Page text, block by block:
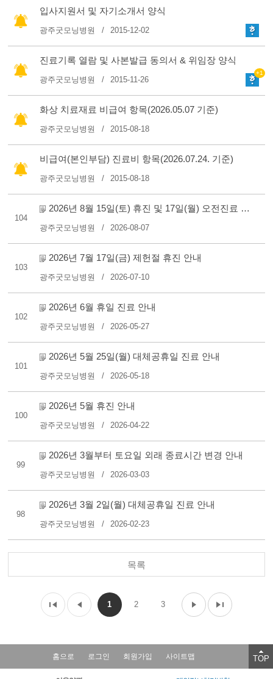
입사지원서 및 자기소개서 양식
광주굿모닝병원 2015-12-02
진료기록 열람 및 사본발급 동의서 & 위임장 양식
+1
광주굿모닝병원 2015-11-26
화상 치료재료 비급여 항목(2026.05.07 기준)
광주굿모닝병원 2015-08-18
비급여(본인부담) 진료비 항목(2026.07.24. 기준)
광주굿모닝병원 2015-08-18
104
2026년 8월 15일(토) 휴진 및 17일(월) 오전진료 안내
광주굿모닝병원 2026-08-07
103
2026년 7월 17일(금) 제헌절 휴진 안내
광주굿모닝병원 2026-07-10
102
2026년 6월 휴일 진료 안내
광주굿모닝병원 2026-05-27
101
2026년 5월 25일(월) 대체공휴일 진료 안내
광주굿모닝병원 2026-05-18
100
2026년 5월 휴진 안내
광주굿모닝병원 2026-04-22
99
2026년 3월부터 토요일 외래 종료시간 변경 안내
광주굿모닝병원 2026-03-03
98
2026년 3월 2일(월) 대체공휴일 진료 안내
광주굿모닝병원 2026-02-23
목록
1 2 3
홈으로 로그인 회원가입 사이트맵 TOP